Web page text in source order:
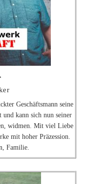
Geschäftsmann seine
kann sich nun seiner
widmen. Mit viel Liebe
mit hoher Präzession.
Familie.